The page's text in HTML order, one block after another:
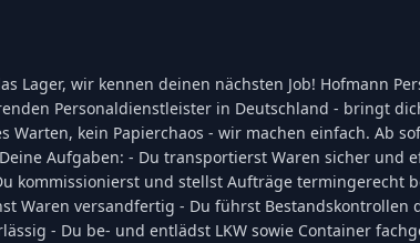
Lager, wir kennen deinen nächsten Job! Hofmann
Personaldienstleister in Deutschland - bringt
Warten, kein Papierchaos - wir machen einfach. Ab
Aufgaben: - Du transportierst Waren sicher und
kommissionierst und stellst Aufträge termingerecht
Waren versandfertig - Du führst Bestandskontrollen
- Du be- und entlädst LKW sowie Container